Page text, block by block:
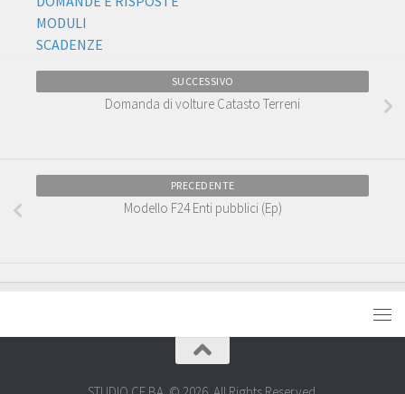
MODULI
SCADENZE
SUCCESSIVO
Domanda di volture Catasto Terreni
PRECEDENTE
Modello F24 Enti pubblici (Ep)